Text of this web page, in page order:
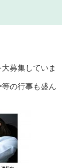
募集していま
等の行事も盛ん